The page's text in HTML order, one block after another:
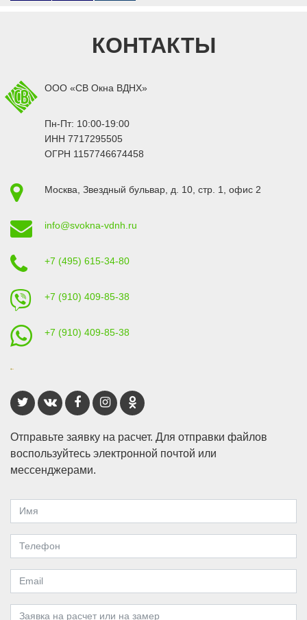
КОНТАКТЫ
ООО «СВ Окна ВДНХ»
Пн-Пт: 10:00-19:00
ИНН 7717295505
ОГРН 1157746674458
Москва Звездный бульвар, д. 10, стр. 1 , офис 2
info@svokna-vdnh.ru
+7 (495) 615-34-80
+7 (910) 409-85-38
+7 (910) 409-85-38
Отправьте заявку на расчет. Для отправки файлов
воспользуйтесь электронной почтой или
мессенджерами.